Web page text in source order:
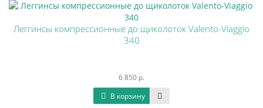
Леггинсы компрессионные до щиколоток Valento-Viaggio
340
6 850 р.
В корзину